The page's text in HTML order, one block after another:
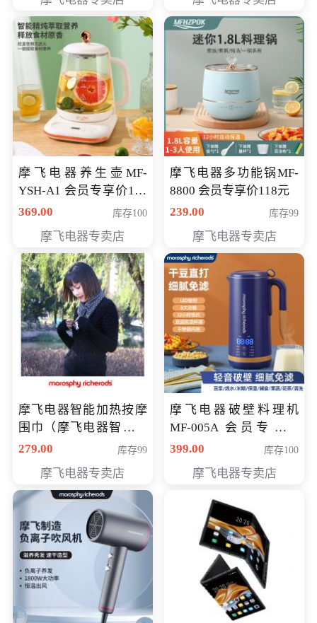
摩飞电器养生壶MF-
YSH-A1 会员专享价198
元
369.00 库存100
摩飞电器专卖店
摩飞电器多功能锅MF-
8800 会员专享价118元
239.00
库存99
摩飞电器专卖店
摩飞电器智能加热按摩
围巾（摩飞电器智能加
热按摩围脖） 会员专享
279.00 库存99
摩飞电器专卖店
摩飞电器破壁料理机
MF-005A 会员专享价
198元
399.00 库存100
摩飞电器专卖店